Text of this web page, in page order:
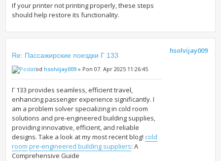
If your printer not printing properly, these steps
should help restore its functionality.
Re: Пассажирские поездки Г 133
odhsolvijay009 » Pon 07. Apr 2025 11:26:45
Г 133 provides seamless, efficient travel,
enhancing passenger experience significantly. I
am a problem solver specializing in cold room
solutions and pre-engineered building supplies,
providing innovative, efficient, and reliable
designs. Take a look at my most recent blog! cold
room pre-engineered building suppliers: A
Comprehensive Guide
hsolvijay009